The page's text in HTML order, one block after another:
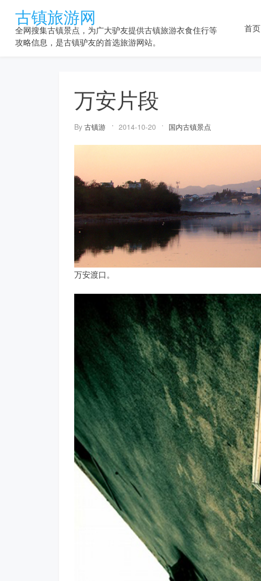
content
古镇旅游网
全网搜集古镇景点，为广大驴友提供古镇旅游衣食住行等
攻略信息，是古镇驴友的首选旅游网站。
首页
万安片段
By 古镇游 2014-10-20 国内古镇景点
万安渡口。